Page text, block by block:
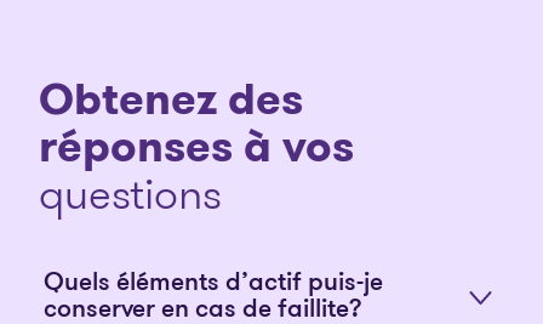
Obtenez des
réponses à vos
questions
Quels éléments d’actif puis-je
conserver en cas de faillite?